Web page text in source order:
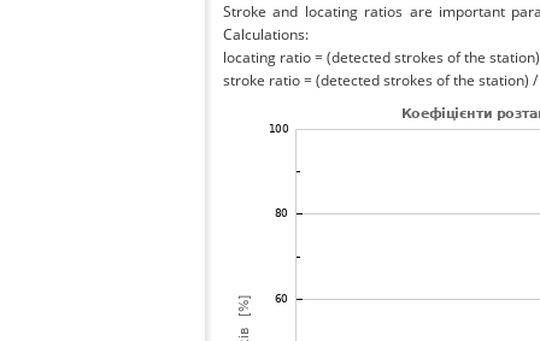
Stroke and locating ratios are important
Calculations:
locating ratio = (detected strokes of the
stroke ratio = (detected strokes of the station)